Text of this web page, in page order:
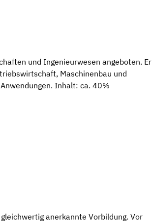
und Ingenieurwesen angeboten. Er
Maschinenbau und
Inhalt: ca. 40%
anerkannte Vorbildung. Vor